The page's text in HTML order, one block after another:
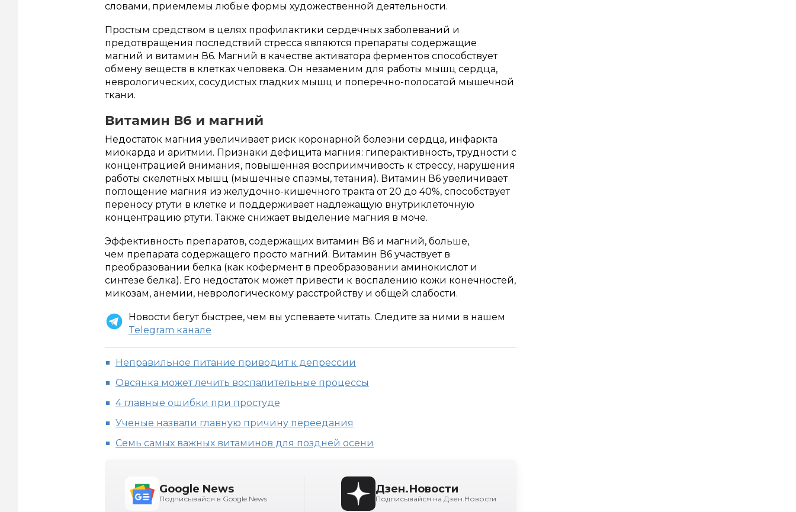
словами, приемлемы любые формы художественной деятельности.
Простым средством в целях профилактики сердечных заболеваний и
предотвращения последствий стресса являются препараты содержащие
магний и витамин В6. Магний в качестве активатора ферментов способствует
обмену веществ в клетках человека. Он незаменим для работы мышц сердца,
неврологических, сосудистых гладких мышц и поперечно-полосатой мышечной
ткани.
Витамин В6 и магний
Недостаток магния увеличивает риск коронарной болезни сердца, инфаркта
миокарда и аритмии. Признаки дефицита магния: гиперактивность, трудности с
концентрацией внимания, повышенная восприимчивость к стрессу, нарушения
работы скелетных мышц (мышечные спазмы, тетания). Витамин В6 увеличивает
поглощение магния из желудочно-кишечного тракта от 20 до 40%, способствует
переносу ртути в клетке и поддерживает надлежащую внутриклеточную
концентрацию ртути. Также снижает выделение магния в моче.
Эффективность препаратов, содержащих витамин B6 и магний, больше,
чем препарата содержащего просто магний. Витамин В6 участвует в
преобразовании белка (как кофермент в преобразовании аминокислот и
синтезе белка). Его недостаток может привести к воспалению кожи конечностей,
микозам, анемии, неврологическому расстройству и общей слабости.
Новости бегут быстрее, чем вы успеваете читать. Следите за ними в нашем
Telegram канале
Неправильное питание приводит к депрессии
Овсянка может лечить воспалительные процессы
4 главные ошибки при простуде
Ученые назвали главную причину переедания
Семь самых важных витаминов для поздней осени
Google News
Подписывайся в Google News
Дзен.Новости
Подписывайся на Дзен.Новости